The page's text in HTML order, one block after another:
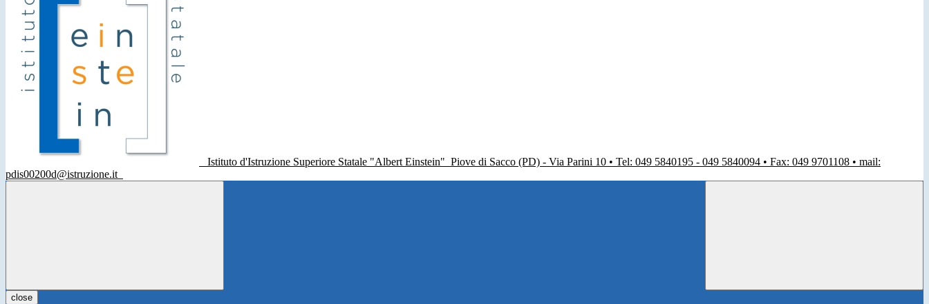
Istituto d'Istruzione Superiore Statale "Albert Einstein" Piove di Sacco (PD) - Via Parini 10 • Tel: 049 5840195 - 049 5840094 • Fax: 049 9701108 • mail:
pdis00200d@istruzione.it
close